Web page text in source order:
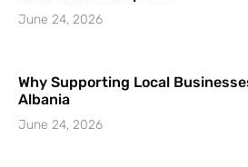
June 24, 2026
Why Supporting Local
Albania
June 24, 2026